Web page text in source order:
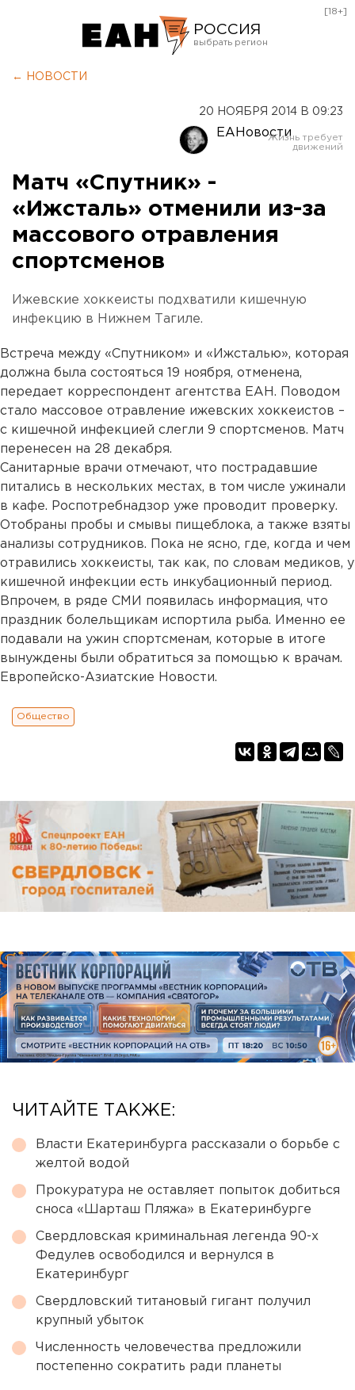
РОССИЯ
Оренбург
[18+]
← НОВОСТИ
20 НОЯБРЯ 2014 В 09:23
ЕАНовости
Матч «Спутник» -
«Ижсталь» отменили из-за
массового отравления
спортсменов
Ижевские хоккеисты подхватили кишечную
инфекцию в Нижнем Тагиле.
Встреча между «Спутником» и «Ижсталью», которая
должна была состояться 19 ноября, отменена,
передает корреспондент агентства ЕАН. Поводом
стало массовое отравление ижевских хоккеистов –
с кишечной инфекцией слегли 9 спортсменов. Матч
перенесен на 28 декабря.
Санитарные врачи отмечают, что пострадавшие
питались в нескольких местах, в том числе ужинали
в кафе. Роспотребнадзор уже проводит проверку.
Отобраны пробы и смывы пищеблока, а также взяты
анализы сотрудников. Пока не ясно, где, когда и чем
отравились хоккеисты, так как, по словам медиков, у
кишечной инфекции есть инкубационный период.
Впрочем, в ряде СМИ появилась информация, что
праздник болельщикам испортила рыба. Именно ее
подавали на ужин спортсменам, которые в итоге
вынуждены были обратиться за помощью к врачам.
Европейско-Азиатские Новости.
Общество
ЧИТАЙТЕ ТАКЖЕ:
Власти Екатеринбурга рассказали о борьбе с
желтой водой
Прокуратура не оставляет попыток добиться
сноса «Шарташ Пляжа» в Екатеринбурге
Свердловская криминальная легенда 90-х
Федулев освободился и вернулся в
Екатеринбург
Свердловский титановый гигант получил
крупный убыток
Численность человечества предложили
постепенно сократить ради планеты